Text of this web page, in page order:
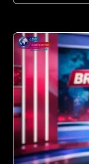
setup og en
processer